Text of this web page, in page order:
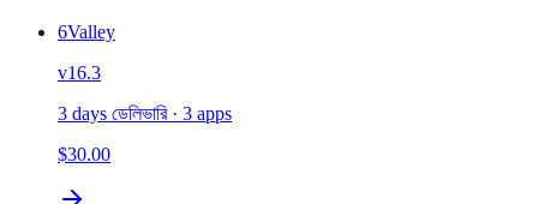
6Valley
v16.3
3 days ডেলিভারি· 3 apps
$30.00